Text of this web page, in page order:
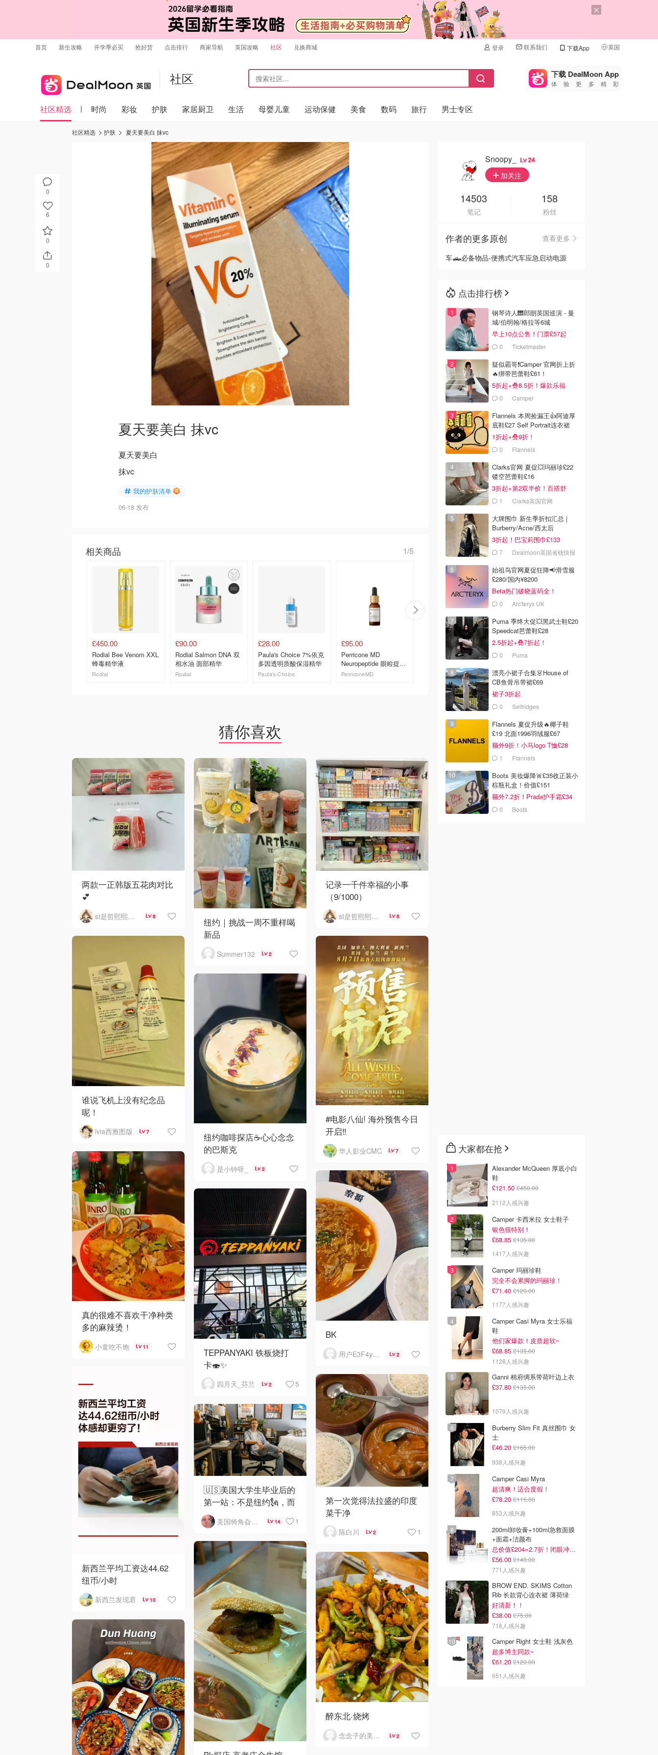
首页 新生攻略 开学季必买 抢好货 点击排行 商家导航 英国攻略 社区 兑换商城 登录 联系我们 下载App 英国
🇺🇸
🇨🇳 中国
🇮🇹
🇦🇺
🇳🇿新西兰
社区 下载 DealMoon App
体验更多精彩
社区精选 时尚 彩妆 护肤 家居厨卫 生活 母婴儿童 运动保健 美食 数码 旅行 男士专区
0
6
0
0
社区精选 护肤 夏天要美白 抹vc
夏天要美白 抹vc
夏天要美白
抹vc
我的护肤清单
06-18 发布
相关商品 1/5
£450.00
Rodial Bee Venom XXL
蜂毒精华液
Rodial
£90.00
Rodial Salmon DNA 双
相水油 面部精华
Rodial
£28.00
Paula's Choice 7%依克
多因透明质酸保湿精华
Paula's Choice
£95.00
Perricone MD
Neuropeptide 眼睑提升
精华
PerriconeMD
Paula's Choice 多肽胶
Paula's Choice
去购买
£138.00
Perricone MD
Crease Serum 神经肽
精华
PerriconeMD
去购买
猜你喜欢
两款一正韩版五花肉对比
💕
st是哲熙熙然ma 8
纽约｜挑战一周不重样喝
新品
Summer132 2
记录一千件幸福的小事
（9/1000）
st是哲熙熙然ma 8
谁说飞机上没有纪念品
呢！
ivia西雅图版 7
#电影八仙! 海外预售今日
开启‼️
华人影业CMC 7
纽约咖啡探店☕️心心念念
的巴斯克
是小钟呀_ 2
真的很难不喜欢干净种类
多的麻辣烫！
小童吃不饱 11
BK
用户E3F4yL7L 2
TEPPANYAKI 铁板烧打
卡🍣✨
四月天_芬兰 2 5
新西兰平均工资达44.62
纽币/小时
新西兰发现君 10
第一次觉得法拉盛的印度
菜干净
陈白川 2 1
🇺🇸美国大学生毕业后的
第一站：不是纽约🗽，而
是爸妈家⁉️😂🏠
美国犄角旮旯新鲜事 14 1
醉东北·烧烤
念念子的美食分享 2
Snoopy_ 24
加关注
14503
笔记
158
粉丝
作者的更多原创
查看更多
车🛻必备物品-便携式汽车应急启动电源
点击排行榜
钢琴诗人🎹郎朗英国巡演 - 曼
城/伯明翰/格拉等6城
早上10点公售！门票£57起
0 Ticketmaster
疑似霸哥❗️Camper 官网折上折
🔥绑带芭蕾鞋£61！
5折起+叠8.5折！爆款乐福
£68！
0 Camper
Flannels 本周捡漏王👍阿迪厚
底鞋£27 Self Portrait连衣裙
£63
1折起+叠9折！
0 Flannels
Clarks官网 夏促💥玛丽珍£22
镂空芭蕾鞋£16
3折起+第2双半价！百搭舒
服！1 Clarks英国官网
大牌围巾 新生季折扣汇总 |
Burberry/Acne/西太后
3折起！巴宝莉围巾£133
7 Dealmoon英国省钱快报
始祖鸟官网夏促狂降📢滑雪服
£280/国内¥8200
Beta热门破晓蓝码全！
0 Arc'teryx UK
Puma 季终大促💥黑武士鞋£20
Speedcat芭蕾鞋£28
2.5折起+叠7折起！
0 Puma
漂亮小裙子合集👗House of
CB鱼骨吊带裙£69
裙子3折起
0 Selfridges
Flannels 夏促升级🔥椰子鞋
£19 北面1996羽绒服£67
额外9折！小马logo T恤£28
1 Flannels
Boots 美妆爆降🚨£35收正装小
棕瓶礼盒！价值£151
额外7.2折！Prada护手霜£34
0 Boots
大家都在抢
Alexander McQueen 厚底小白
鞋
£121.50 £450.00
2112人感兴趣
Camper 卡西米拉 女士鞋子
银色很特别！
£68.85 £135.00
1417人感兴趣
Camper 玛丽珍鞋
完全不会累脚的玛丽珍！
£71.40 £120.00
1177人感兴趣
Camper Casi Myra 女士乐福
鞋
他们家爆款！皮质超软~
£68.85 £135.00
1128人感兴趣
Ganni 棉府绸系带荷叶边上衣
£37.80 £135.00
1079人感兴趣
Burberry Slim Fit 真丝围巾 女
士
£46.20 £165.00
938人感兴趣
Camper Casi Myra
超清爽！适合度假！
£78.20 £115.00
853人感兴趣
200ml卸妆膏+100ml急救面膜
+面霜+洁颜布
总价值£204=2.7折！闭眼冲这套！
£56.00 £140.00
771人感兴趣
BROW END. SKIMS Cotton
Rib 长款背心连衣裙 薄荷绿
好清新！！
£38.00 £75.00
718人感兴趣
Camper Right 女士鞋 浅灰色
超多博主同款~
£61.20 £120.00
651人感兴趣